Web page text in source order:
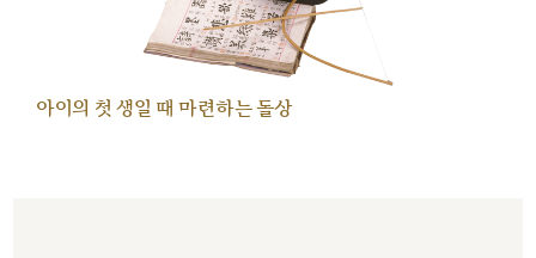
아이의 첫 생일 때 마련하는 돌상